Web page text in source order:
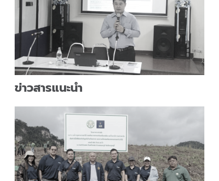
ข่าวสารแนะนำ